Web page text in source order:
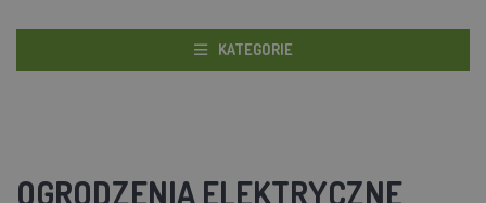
KATEGORIE
OGRODZENIA ELEKTRYCZNE